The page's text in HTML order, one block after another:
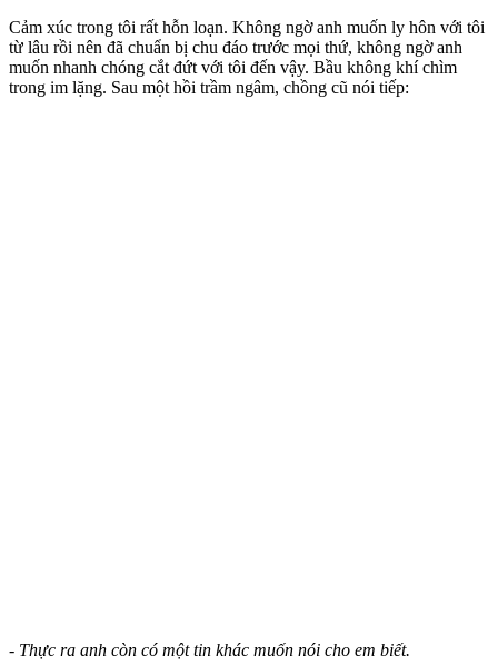
Cảm xúc trong tôi rất hỗn loạn. Không ngờ anh muốn ly hôn với tôi
từ lâu rồi nên đã chuẩn bị chu đáo trước mọi thứ, không ngờ anh
muốn nhanh chóng cắt đứt với tôi đến vậy. Bầu không khí chìm
trong im lặng. Sau một hồi trầm ngâm, chồng cũ nói tiếp:
- Thực ra anh còn có một tin khác muốn nói cho em biết.